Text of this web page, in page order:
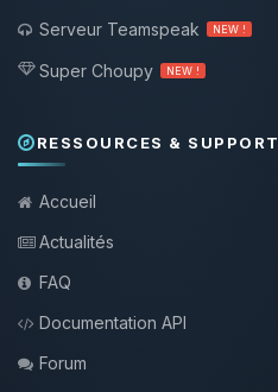
Serveur Teamspeak
NEW !
Super Choupy NEW !
RESSOURCES & SUPPORT
Accueil
Actualités
FAQ
Documentation API
Forum